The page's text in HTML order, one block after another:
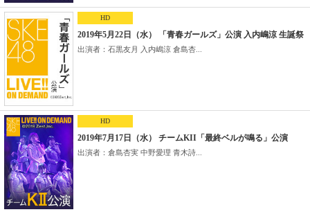
HD
2019年5月22日（水） 「青春ガールズ」公演 入内嶋涼 生誕祭
出演者：石黒友月 入内嶋涼 倉島杏...
HD
2019年7月17日（水） チームKII「最終ベルが鳴る」公演
出演者：倉島杏実 中野愛理 青木詩...